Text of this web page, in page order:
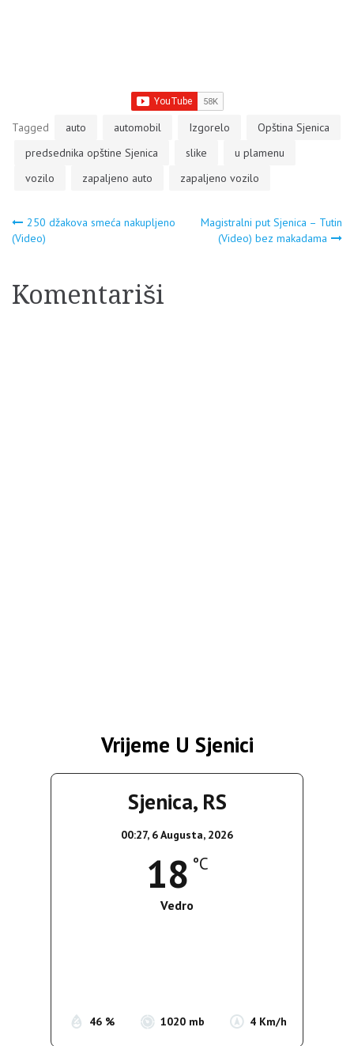
Tagged auto automobil Izgorelo
Opština Sjenica
predsednika opštine Sjenica
slike
u plamenu
vozilo
zapaljeno auto zapaljeno vozilo
Navigacija
250 džakova smeća nakupljeno
(Video)
Magistralni put Sjenica – Tutin
(Video) bez makadama
Komentariši
Vrijeme U Sjenici
Sjenica, RS
00:27, 6 Augusta, 2026
18 °C
Vedro
46 % 1020 mb 4 Km/h